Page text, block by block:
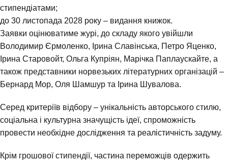
стипендіатами;
до 30 листопада 2028 року – видання книжок.
Заявки оцінюватиме журі, до складу якого увійшли
Володимир Єрмоленко, Ірина Славінська, Петро Яценко,
Ірина Старовойт, Ольга Купріян, Марічка Паплаускайте, а
також представники норвезьких літературних організацій –
Бернард Мор, Оля Шамшур та Ірина Шувалова.
Серед критеріїв відбору – унікальність авторського стилю,
соціальна і культурна значущість ідеї, спроможність
провести необхідне дослідження та реалістичність задуму.
Крім грошової стипендії, частина переможців одержить